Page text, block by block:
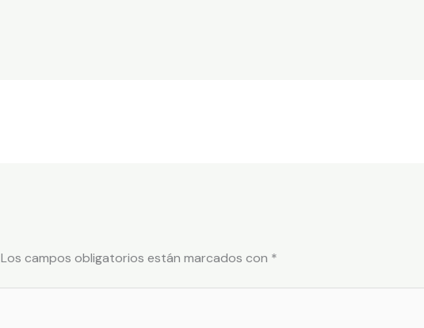
Los campos obligatorios están marcados con *